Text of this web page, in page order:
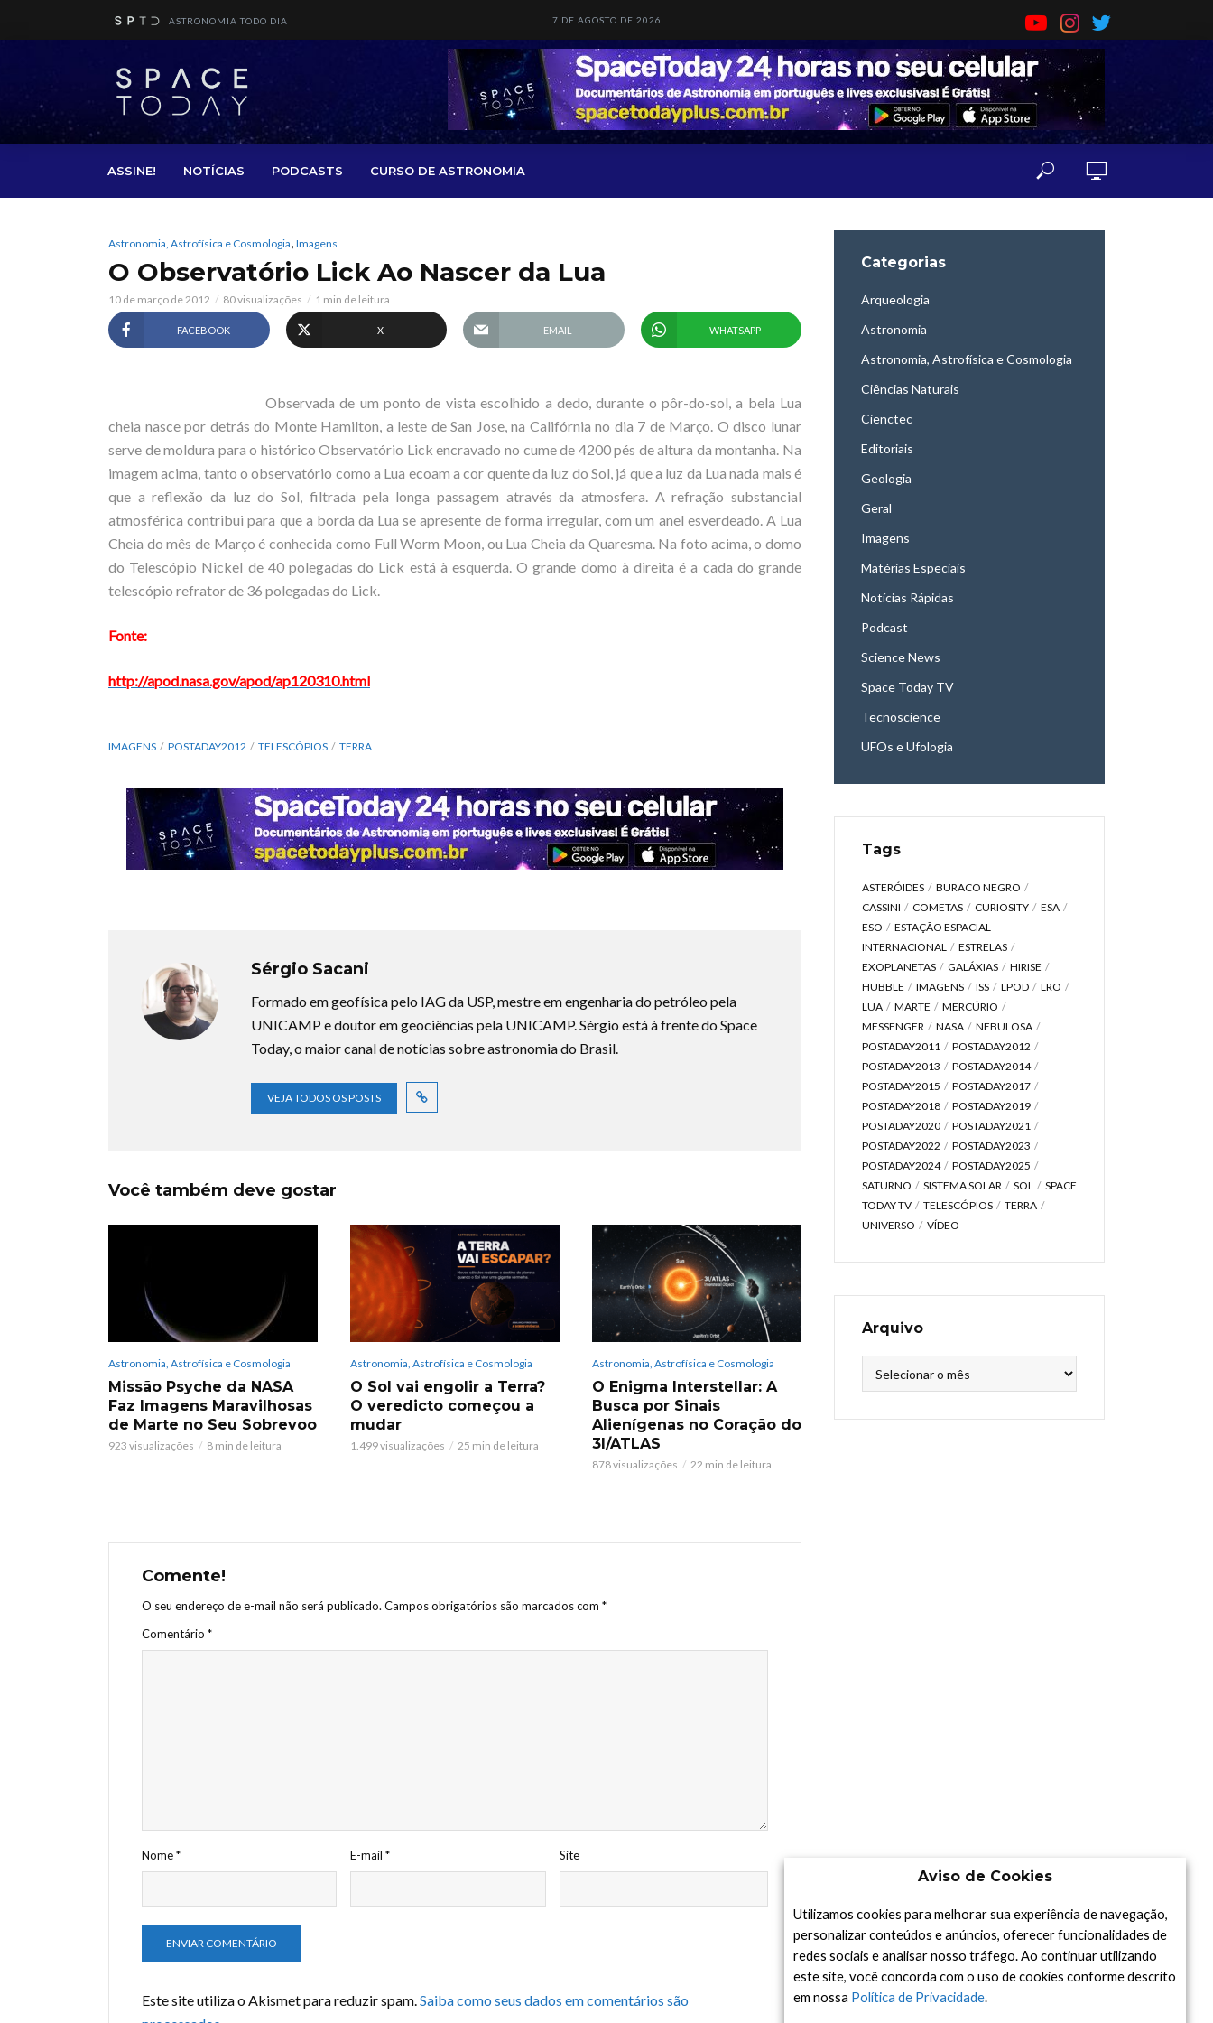
ASTRONOMIA TODO DIA 7 DE AGOSTO DE 2026
ASSINE! NOTÍCIAS PODCASTS CURSO DE ASTRONOMIA
Astronomia, Astrofísica e Cosmologia, Imagens
O Observatório Lick Ao Nascer da Lua
10 de março de 2012 80 visualizações 1 min de leitura
FACEBOOK X EMAIL WHATSAPP
Observada de um ponto de vista escolhido a dedo, durante o pôr-do-sol, a bela Lua
cheia nasce por detrás do Monte Hamilton, a leste de San Jose, na Califórnia no dia 7 de Março. O disco lunar
serve de moldura para o histórico Observatório Lick encravado no cume de 4200 pés de altura da montanha. Na
imagem acima, tanto o observatório como a Lua ecoam a cor quente da luz do Sol, já que a luz da Lua nada mais é
que a reflexão da luz do Sol, filtrada pela longa passagem através da atmosfera. A refração substancial
atmosférica contribui para que a borda da Lua se apresente de forma irregular, com um anel esverdeado. A Lua
Cheia do mês de Março é conhecida como Full Worm Moon, ou Lua Cheia da Quaresma. Na foto acima, o domo
do Telescópio Nickel de 40 polegadas do Lick está à esquerda. O grande domo à direita é a cada do grande
telescópio refrator de 36 polegadas do Lick.
Fonte:
http://apod.nasa.gov/apod/ap120310.html
IMAGENS POSTADAY2012 TELESCÓPIOS TERRA
Sérgio Sacani
Formado em geofísica pelo IAG da USP, mestre em engenharia do petróleo pela
UNICAMP e doutor em geociências pela UNICAMP. Sérgio está à frente do Space
Today, o maior canal de notícias sobre astronomia do Brasil.
VEJA TODOS OS POSTS
Você também deve gostar
Astronomia, Astrofísica e Cosmologia
Missão Psyche da NASA
Faz Imagens Maravilhosas
de Marte no Seu Sobrevoo
923 visualizações 8 min de leitura
Astronomia, Astrofísica e Cosmologia
O Sol vai engolir a Terra?
O veredicto começou a
mudar
1.499 visualizações 25 min de leitura
Astronomia, Astrofísica e Cosmologia
O Enigma Interstellar: A
Busca por Sinais
Alienígenas no Coração do
3I/ATLAS
878 visualizações 22 min de leitura
Comente!
O seu endereço de e-mail não será publicado. Campos obrigatórios são marcados com *
Comentário *
Nome* E-mail* Site
Este site utiliza o Akismet para reduzir spam.Saiba como seus dados em comentários são
Categorias
Arqueologia
Astronomia
Astronomia, Astrofísica e Cosmologia
Ciências Naturais
Cienctec
Editoriais
Geologia
Geral
Imagens
Matérias Especiais
Notícias Rápidas
Podcast
Science News
Space Today TV
Tecnoscience
UFOs e Ufologia
Tags
ASTERÓIDES
BURACO NEGRO
CASSINI
COMETAS CURIOSITY
ESA
ESO
ESTAÇÃO ESPACIAL
INTERNACIONAL
ESTRELAS
EXOPLANETAS
GALÁXIAS
HIRISE
HUBBLE
IMAGENS ISS LPOD
LRO
LUA
MARTE
MERCÚRIO
MESSENGER
NASA
NEBULOSA
POSTADAY2011
POSTADAY2012
POSTADAY2013
POSTADAY2014
POSTADAY2015
POSTADAY2017
POSTADAY2018
POSTADAY2019
POSTADAY2020
POSTADAY2021
POSTADAY2022
POSTADAY2023
POSTADAY2024
POSTADAY2025
SATURNO
SISTEMA SOLAR SOL
SPACE
TODAY TV
TELESCÓPIOS
TERRA
UNIVERSO
VÍDEO
Arquivo
Aviso de Cookies
Utilizamos cookies para melhorar sua experiência de navegação,
personalizar conteúdos e anúncios, oferecer funcionalidades de
redes sociais e analisar nosso tráfego. Ao continuar utilizando
este site, você concorda com o uso de cookies conforme descrito
em nossa Política de Privacidade.